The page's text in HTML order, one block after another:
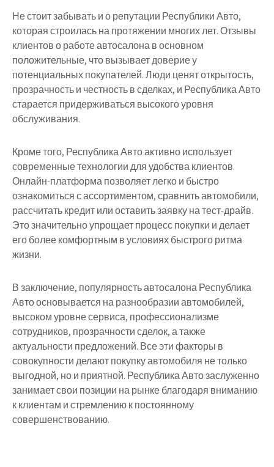
Не стоит забывать и о репутации Республики Авто,
которая строилась на протяжении многих лет. Отзывы
клиентов о работе автосалона в основном
положительные, что вызывает доверие у
потенциальных покупателей. Люди ценят открытость,
прозрачность и честность в сделках, и Республика Авто
старается придерживаться высокого уровня
обслуживания.
Кроме того, Республика Авто активно использует
современные технологии для удобства клиентов.
Онлайн-платформа позволяет легко и быстро
ознакомиться с ассортиментом, сравнить автомобили,
рассчитать кредит или оставить заявку на тест-драйв.
Это значительно упрощает процесс покупки и делает
его более комфортным в условиях быстрого ритма
жизни.
В заключение, популярность автосалона Республика
Авто основывается на разнообразии автомобилей,
высоком уровне сервиса, профессионализме
сотрудников, прозрачности сделок, а также
актуальности предложений. Все эти факторы в
совокупности делают покупку автомобиля не только
выгодной, но и приятной. Республика Авто заслуженно
занимает свои позиции на рынке благодаря вниманию
к клиентам и стремлению к постоянному
совершенствованию.